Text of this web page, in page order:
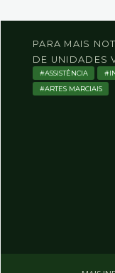
PARA MAIS
DE UNIDADES
ASSISTÊNCIA
ARTES MARCIAIS